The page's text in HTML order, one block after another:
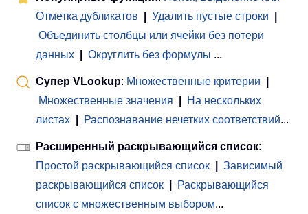
Отметка дубликатов
Удалить пустые строки
Объединить столбцы или ячейки без потери
данных
Округлить без формулы ...
Супер VLookup: Множественные критерии
Множественные значения
На нескольких
листах
Распознавание нечетких соответствий...
Расширенный раскрывающийся список:
Простой раскрывающийся список
Зависимый
раскрывающийся список
Раскрывающийся
список с множественным выбором...